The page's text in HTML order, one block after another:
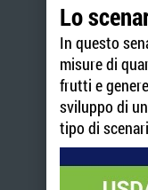
Lo
In questo
misure di
frutti e
sviluppo di
tipo di